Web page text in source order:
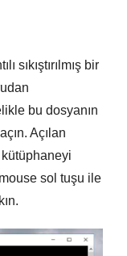
sıkıştırılmış bir
bu dosyanın
Açılan
sol tuşu ile